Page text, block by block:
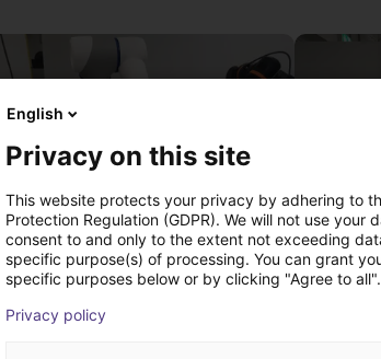
Gluing application with collaborative robot
91 843,48 zł
English
Privacy on this site
This website protects your privacy by adhering to
Protection Regulation (GDPR). We will not use
consent to and only to the extent not exceeding
specific purpose(s) of processing. You can grant
specific purposes below or by clicking "Agree to all".
Privacy policy